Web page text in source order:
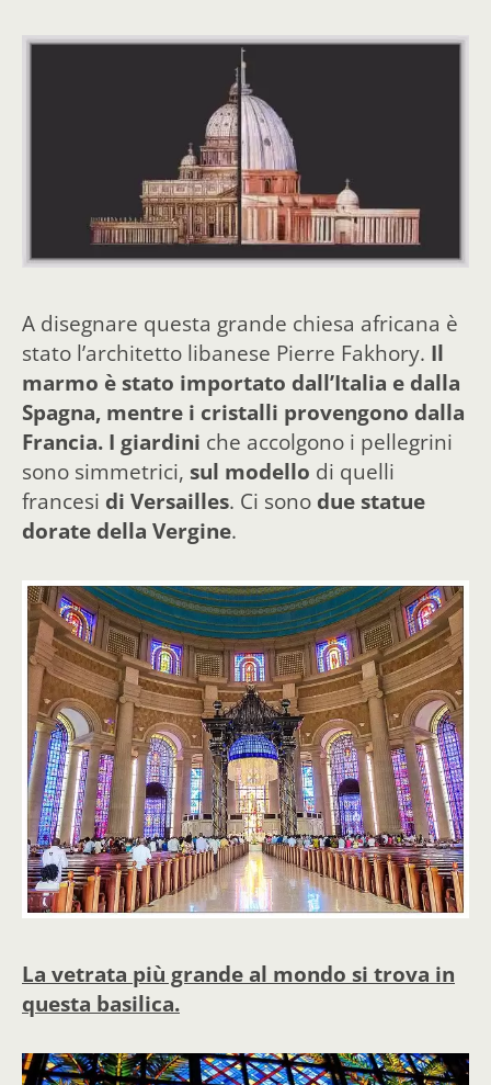
A disegnare questa grande chiesa africana è
stato l’architetto libanese Pierre Fakhory. Il
marmo è stato importato dall’Italia e dalla
Spagna, mentre i cristalli provengono dalla
Francia. I giardini che accolgono i pellegrini
sono simmetrici, sul modello di quelli
francesi di Versailles. Ci sono due statue
dorate della Vergine.
La vetrata più grande al mondo si trova in
questa basilica.